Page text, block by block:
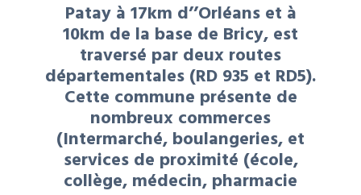
Patay à 17km d’’Orléans et à
10km de la base de Bricy, est
traversé par deux routes
départementales (RD 935 et RD5).
Cette commune présente de
nombreux commerces
(Intermarché, boulangeries, et
services de proximité (école,
collège, médecin, pharmacie